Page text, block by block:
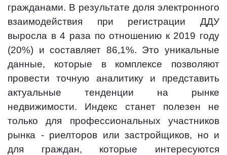
гражданами. В результате доля электронного
взаимодействия при регистрации ДДУ
выросла в 4 раза по отношению к 2019 году
(20%) и составляет 86,1%. Это уникальные
данные, которые в комплексе позволяют
провести точную аналитику и представить
актуальные тенденции на рынке
недвижимости. Индекс станет полезен не
только для профессиональных участников
рынка - риелторов или застройщиков, но и
для граждан, которые интересуются